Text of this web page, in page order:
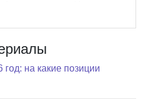
на какие позиции